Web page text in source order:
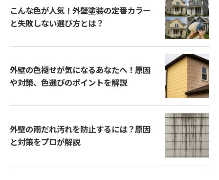
こんな色が人気！外壁塗装の定番カラー
と失敗しない選び方とは？
外壁の色褪せが気になるあなたへ！原因
や対策、色選びのポイントを解説
外壁の雨だれ汚れを防止するには？原因
と対策をプロが解説